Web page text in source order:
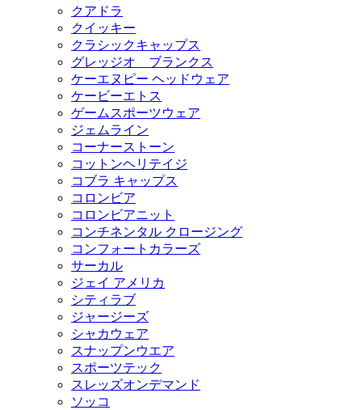
クアドラ
クイッキー
クラシックキャップス
グレッジオ ブランクス
ケーエヌピー ヘッドウェア
ケービーエトス
ゲームスポーツウェア
ジェムライン
コーナーストーン
コットンヘリテイジ
コブラ キャップス
コロンビア
コロンビアニット
コンチネンタル クロージング
コンフォートカラーズ
サーカル
ジェイ アメリカ
シティラブ
ジャージーズ
シャカウェア
スナップンウエア
スポーツテック
スレッズオンデマンド
ソッコ